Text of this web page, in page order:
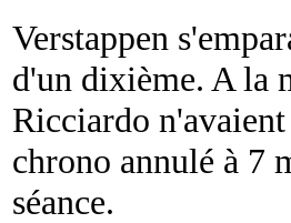
Verstappen
d'un dixième. A la
Ricciardo
chrono annulé à 7
séance.